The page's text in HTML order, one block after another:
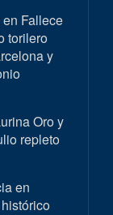
Fallece
torilero
y
Oro y
repleto
en